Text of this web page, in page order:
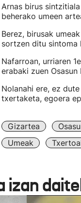
Arnas birus
beherako umeen
Berez, birusak
sortzen ditu sintoma
Nafarroan, urriaren
erabaki zuen
Nolanahi ere, ez
txertaketa, egoera
Gizartea
Umeak
izan